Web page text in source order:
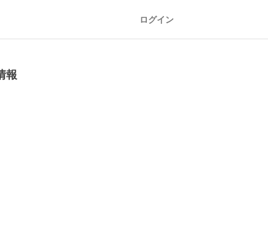
ログイン
報